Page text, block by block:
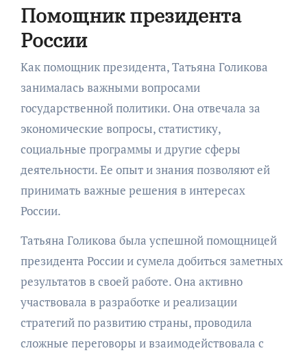
Помощник президента
России
Как помощник президента, Татьяна Голикова
занималась важными вопросами
государственной политики. Она отвечала за
экономические вопросы, статистику,
социальные программы и другие сферы
деятельности. Ее опыт и знания позволяют ей
принимать важные решения в интересах
России.
Татьяна Голикова была успешной помощницей
президента России и сумела добиться заметных
результатов в своей работе. Она активно
участвовала в разработке и реализации
стратегий по развитию страны, проводила
сложные переговоры и взаимодействовала с